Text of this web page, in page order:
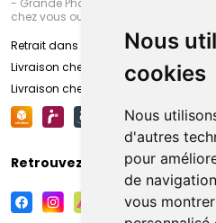
Nous
cookies
Nous
d'autres
pour
de
vous
chez vous ou en point retrait
Retrait dans la pharmacie d’Amiens
Livraison chez vous
Livraison chez votre commerçant
Retrouvez-nous sur vos